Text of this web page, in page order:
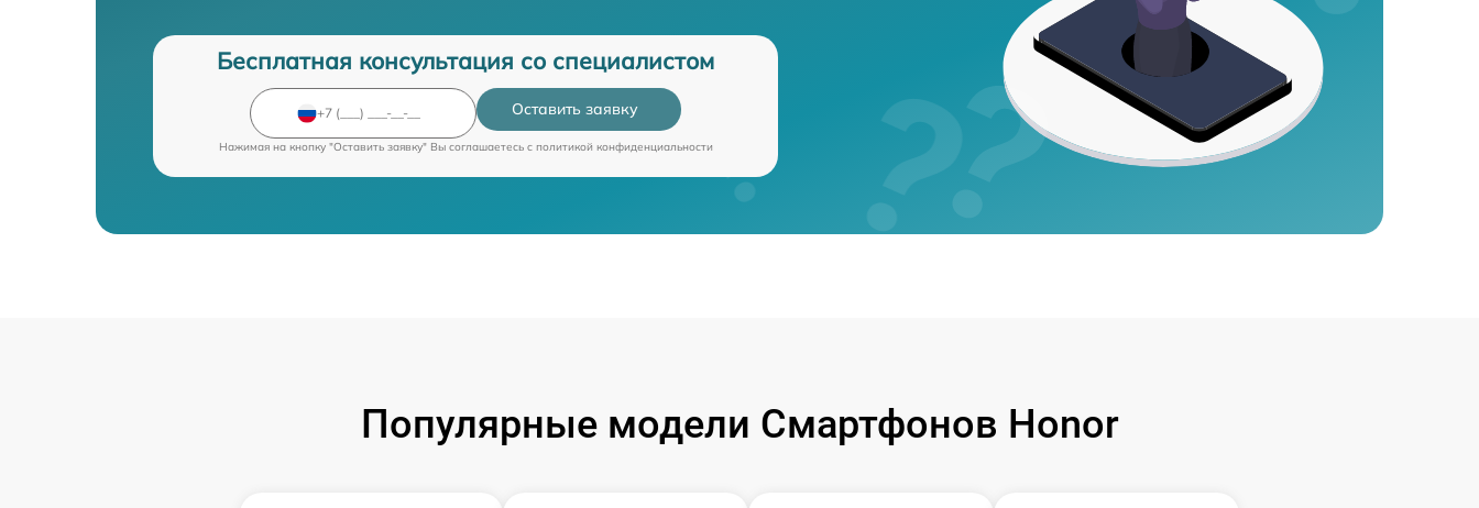
Бесплатная консультация со специалистом
Оставить заявку
Нажимая на кнопку "Оставить заявку" Вы соглашаетесь c политикой конфиденциальности
Популярные модели Смартфонов Honor